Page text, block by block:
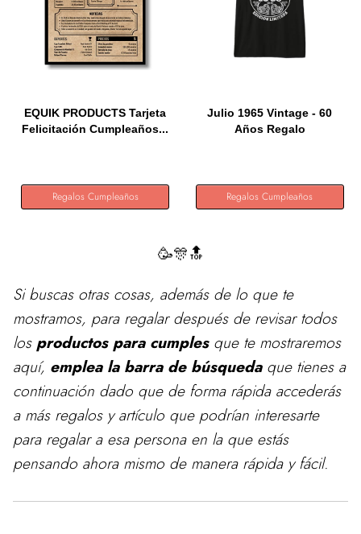
EQUIK PRODUCTS Tarjeta
Felicitación Cumpleaños...
Regalos Cumpleaños
Julio 1965 Vintage - 60
Años Regalo
Regalos Cumpleaños
🥳🎊🔝
Si buscas otras cosas, además de lo que te
mostramos, para regalardespués de revisar todos
los productos para cumplesque te mostraremos
aquí, emplea la barra de búsquedaque tienes a
continuación dado que de forma rápida accederás
a más regalos y artículo que podrían interesarte
para regalar a esa persona en la que estás
pensando ahora mismo de manera rápida y fácil.